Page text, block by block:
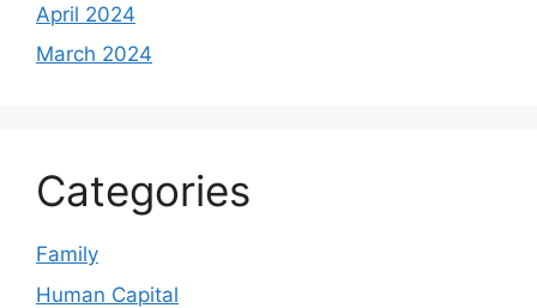
April 2024
March 2024
Categories
Family
Human Capital